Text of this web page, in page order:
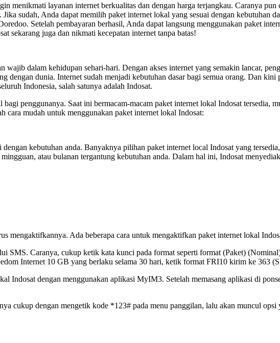
menikmati layanan internet berkualitas dan dengan harga terjangkau. Caranya
sudah, Anda dapat memilih paket internet lokal yang sesuai dengan kebutuhan
Setelah pembayaran berhasil, Anda dapat langsung menggunakan paket
sekarang juga dan nikmati kecepatan internet tanpa batas!
dalam kehidupan sehari-hari. Dengan akses internet yang semakin lancar,
dengan dunia. Internet sudah menjadi kebutuhan dasar bagi semua orang. Dan
Indonesia, salah satunya adalah Indosat.
penggunanya. Saat ini bermacam-macam paket internet lokal Indosat tersedia,
cara mudah untuk menggunakan paket internet lokal Indosat:
kebutuhan anda. Banyaknya pilihan paket internet local Indosat yang
atau bulanan tergantung kebutuhan anda. Dalam hal ini, Indosat
mengaktifkannya. Ada beberapa cara untuk mengaktifkan paket internet lokal
SMS. Caranya, cukup ketik kata kunci pada format seperti format (Paket)
Internet 10 GB yang berlaku selama 30 hari, ketik format FRI10 kirim ke 363
Indosat dengan menggunakan aplikasi MyIM3. Setelah memasang aplikasi di
cukup dengan mengetik kode *123# pada menu panggilan, lalu akan muncul